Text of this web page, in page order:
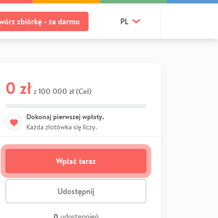
zbiórkę - za darmo PL
0 zł z 100 000 zł (Cel)
Dokonaj pierwszej wpłaty.
Każda złotówka się liczy.
Wpłać teraz
Udostępnij